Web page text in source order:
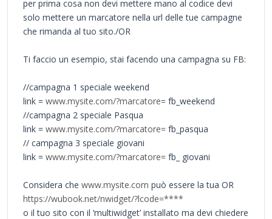
per prima cosa non devi mettere mano al codice devi
solo mettere un marcatore nella url delle tue campagne
che rimanda al tuo sito./OR
Ti faccio un esempio, stai facendo una campagna su FB:
//campagna 1 speciale weekend
link = www.mysite.com/?marcatore= fb_weekend
//campagna 2 speciale Pasqua
link = www.mysite.com/?marcatore= fb_pasqua
// campagna 3 speciale giovani
link = www.mysite.com/?marcatore= fb_ giovani
Considera che www.mysite.com può essere la tua OR
https://wubook.net/nwidget/?lcode=****
o il tuo sito con il ‘multiwidget’ installato ma devi chiedere